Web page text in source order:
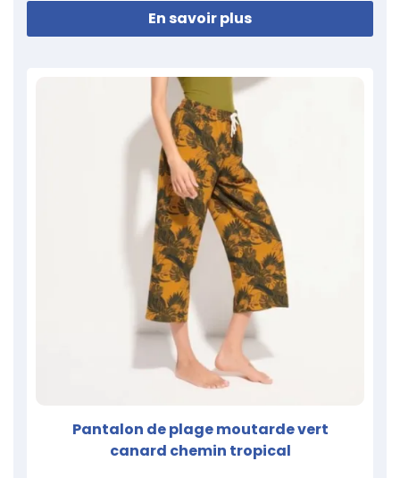
En savoir plus
Pantalon de plage moutarde vert
canard chemin tropical